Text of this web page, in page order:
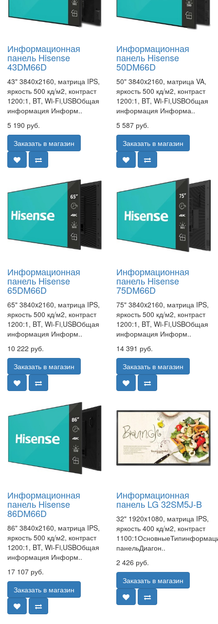
Информационная
панель Hisense
43DM66D
43" 3840x2160, матрица IPS,
яркость 500 кд/м2, контраст
1200:1, BT, Wi-Fi,USBОбщая
информация Информ..
5 190 руб.
Заказать в магазин
Информационная
панель Hisense
50DM66D
50" 3840x2160, матрица VA,
яркость 500 кд/м2, контраст
1200:1, BT, Wi-Fi,USBОбщая
информация Информа..
5 587 руб.
Заказать в магазин
Информационная
панель Hisense
65DM66D
65" 3840x2160, матрица IPS,
яркость 500 кд/м2, контраст
1200:1, BT, Wi-Fi,USBОбщая
информация Информ..
10 222 руб.
Заказать в магазин
Информационная
панель Hisense
75DM66D
75" 3840x2160, матрица IPS,
яркость 500 кд/м2, контраст
1200:1, BT, Wi-Fi,USBОбщая
информация Информ..
14 391 руб.
Заказать в магазин
Информационная
панель Hisense
86DM66D
86" 3840x2160, матрица IPS,
яркость 500 кд/м2, контраст
1200:1, BT, Wi-Fi,USBОбщая
информация Информ..
17 107 руб.
Заказать в магазин
Информационная
панель LG 32SM5J-B
32" 1920x1080, матрица IPS,
яркость 400 кд/м2, контраст
панельДиагон..
2 426 руб.
Заказать в магазин